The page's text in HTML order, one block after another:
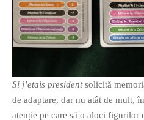
Si j’etais presidentsolicită
de adaptare, dar nu atât de mult,
atenție pe care să o aloci figurilor